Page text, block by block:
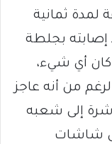
لمدة ثمانية
إصابته بجلطة
إذا كان أي شيء،
من أنه عاجز
إلى شعبه
على شاشات